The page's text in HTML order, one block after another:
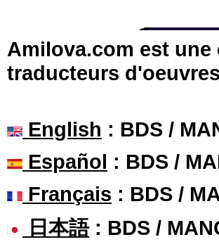
Amilova.com est
traducteurs
English : BDS /
Español : BDS /
Français : BDS /
日本語: BDS /